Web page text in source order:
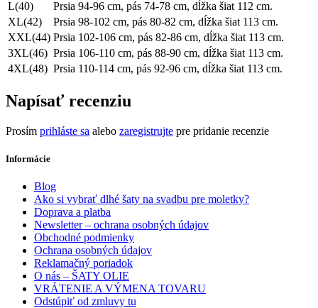
L(40)
Prsia 94-96 cm, pás 74-78 cm, dĺžka šiat 112 cm.
XL(42)
Prsia 98-102 cm, pás 80-82 cm, dĺžka šiat 113 cm.
XXL(44) Prsia 102-106 cm, pás 82-86 cm, dĺžka šiat 113 cm.
3XL(46) Prsia 106-110 cm, pás 88-90 cm, dĺžka šiat 113 cm.
4XL(48) Prsia 110-114 cm, pás 92-96 cm, dĺžka šiat 113 cm.
Napísať recenziu
Prosím prihláste sa alebo zaregistrujte pre pridanie recenzie
Informácie
Blog
Ako si vybrať dlhé šaty na svadbu pre moletky?
Doprava a platba
Newsletter – ochrana osobných údajov
Obchodné podmienky
Ochrana osobných údajov
Reklamačný poriadok
O nás – ŠATY OLIE
VRÁTENIE A VÝMENA TOVARU
Odstúpiť od zmluvy tu